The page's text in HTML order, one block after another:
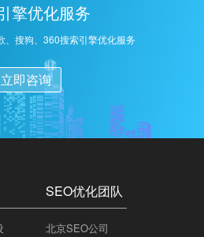
4，外部链接建设：积极与其他
加网站的权威性和流量。5，社
与调整：定期分析网站数据，了
现，根据数据调整SEO策略。
擎优化服务
、搜狗、360搜索引擎优化服务
立即咨询
SEO优化团队
北京SEO公司